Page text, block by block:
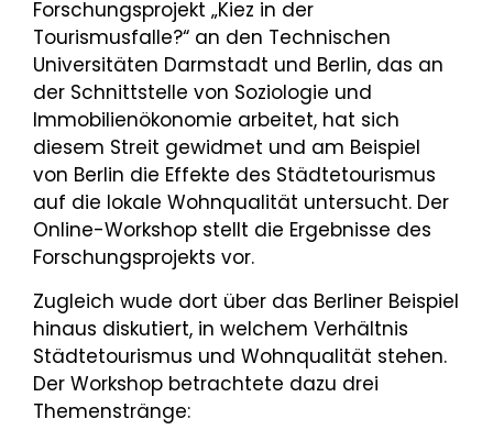
Forschungsprojekt „Kiez in der
Tourismusfalle?“ an den Technischen
Universitäten Darmstadt und Berlin, das an
der Schnittstelle von Soziologie und
Immobilienökonomie arbeitet, hat sich
diesem Streit gewidmet und am Beispiel
von Berlin die Effekte des Städtetourismus
auf die lokale Wohnqualität untersucht. Der
Online-Workshop stellt die Ergebnisse des
Forschungsprojekts vor.
Zugleich wude dort über das Berliner Beispiel
hinaus diskutiert, in welchem Verhältnis
Städtetourismus und Wohnqualität stehen.
Der Workshop betrachtete dazu drei
Themenstränge: